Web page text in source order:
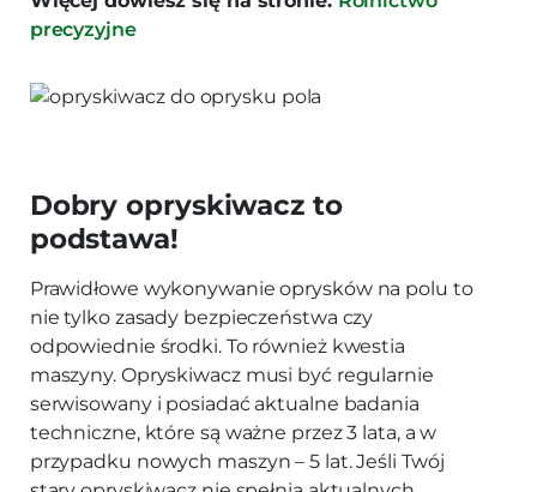
precyzyjne
Dobry opryskiwacz to
podstawa!
Prawidłowe wykonywanie oprysków na polu to
nie tylko zasady bezpieczeństwa czy
odpowiednie środki. To również kwestia
maszyny. Opryskiwacz musi być regularnie
serwisowany i posiadać aktualne badania
techniczne, które są ważne przez 3 lata, a w
przypadku nowych maszyn – 5 lat. Jeśli Twój